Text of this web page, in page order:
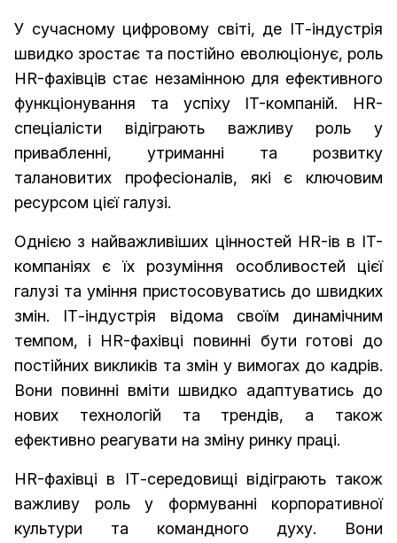
У сучасному цифровому світі, де ІТ-індустрія
швидко зростає та постійно еволюціонує, роль
HR-фахівців стає незамінною для ефективного
функціонування та успіху IT-компаній. HR-
спеціалісти відіграють важливу роль у
привабленні, утриманні та розвитку
талановитих професіоналів, які є ключовим
ресурсом цієї галузі.
Однією з найважливіших цінностей HR-ів в IT-
компаніях є їх розуміння особливостей цієї
галузі та уміння пристосовуватись до швидких
змін. ІТ-індустрія відома своїм динамічним
темпом, і HR-фахівці повинні бути готові до
постійних викликів та змін у вимогах до кадрів.
Вони повинні вміти швидко адаптуватись до
нових технологій та трендів, а також
ефективно реагувати на зміну ринку праці.
HR-фахівці в ІТ-середовищі відіграють також
важливу роль у формуванні корпоративної
культури та командного духу. Вони